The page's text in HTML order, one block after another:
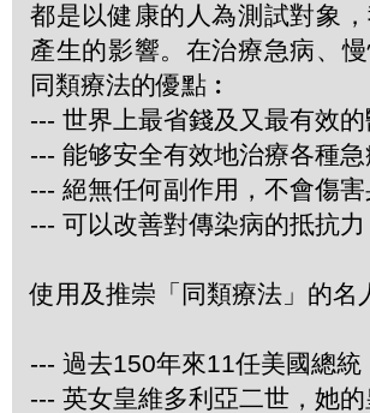
都是以健康的人為測試對象
產生的影響。在治療急病、
同類療法的優點︰
--- 世界上最省錢及又最有效
--- 能够安全有效地治療各種
--- 絕無任何副作用，不會傷害
--- 可以改善對傳染病的抵抗力
使用及推崇「同類療法」的名
--- 過去150年來11任美國總
--- 英女皇維多利亞二世，她